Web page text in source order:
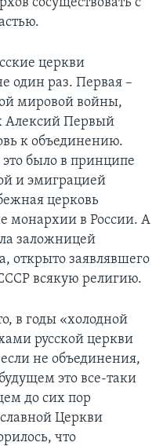
церкви
один раз. Первая –
мировой войны,
Алексий Первый
к объединению.
было в принципе
и эмиграцией
церковь
монархии в России. А
заложницей
открыто заявлявшего
всякую религию.
в годы «холодной
русской церкви
не объединения,
это все-таки
до сих пор
Церкви
что